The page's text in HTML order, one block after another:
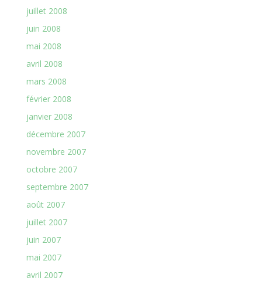
juillet 2008
juin 2008
mai 2008
avril 2008
mars 2008
février 2008
janvier 2008
décembre 2007
novembre 2007
octobre 2007
septembre 2007
août 2007
juillet 2007
juin 2007
mai 2007
avril 2007